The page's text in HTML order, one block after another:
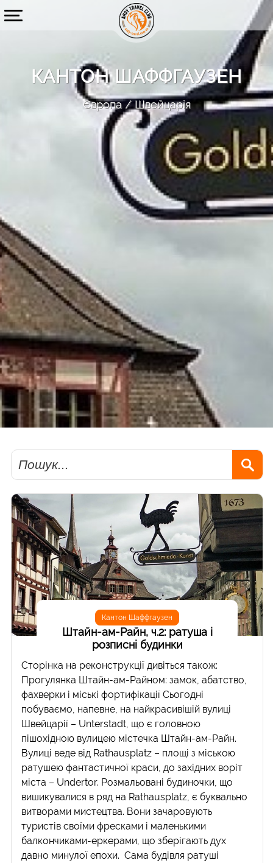
КАНТОН ШАФФГАУЗЕН
Європа Швейцарія
Пошук
Кантон Шаффгаузен
Штайн-ам-Райн, ч.2: ратуша і
розписні будинки
Сторінка на реконструкції дивіться також:
Прогулянка Штайн-ам-Райном: замок, абатство,
фахверки і міські фортифікації Сьогодні
побуваємо, напевне, на найкрасивішій вулиці
Швейцарії – Unterstadt, що є головною
пішохідною вулицею містечка Штайн-ам-Райн.
Вулиці веде від Rathausplatz – площі з міською
ратушею фантастичної краси, до західних воріт
міста – Undertor. Розмальовані будиночки, що
вишикувалися в ряд на Rathausplatz, є буквально
витворами мистецтва. Вони зачаровують
туристів своїми фресками і маленькими
балкончиками-еркерами, що зберігають дух
давно минулої епохи. Сама будівля ратуші